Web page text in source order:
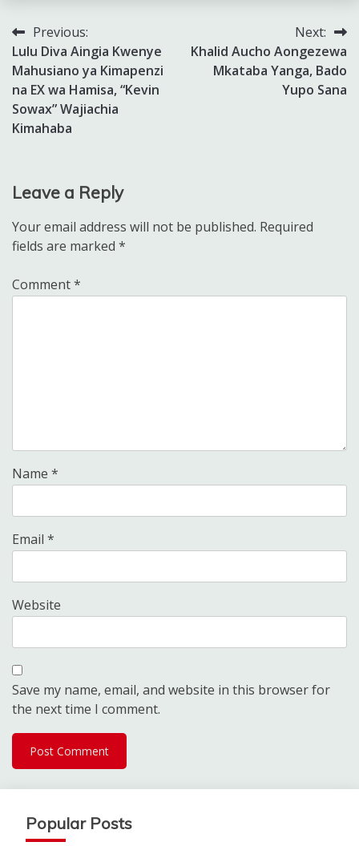
Post
navigation
Previous:
Lulu Diva Aingia Kwenye
Mahusiano ya Kimapenzi
na EX wa Hamisa, “Kevin
Sowax” Wajiachia
Kimahaba
Next:
Khalid Aucho Aongezewa
Mkataba Yanga, Bado
Yupo Sana
Leave a Reply
Your email address will not be published. Required
fields are marked *
Comment*
Name *
Email *
Website
Save my name, email, and website in this browser for
the next time I comment.
Popular Posts